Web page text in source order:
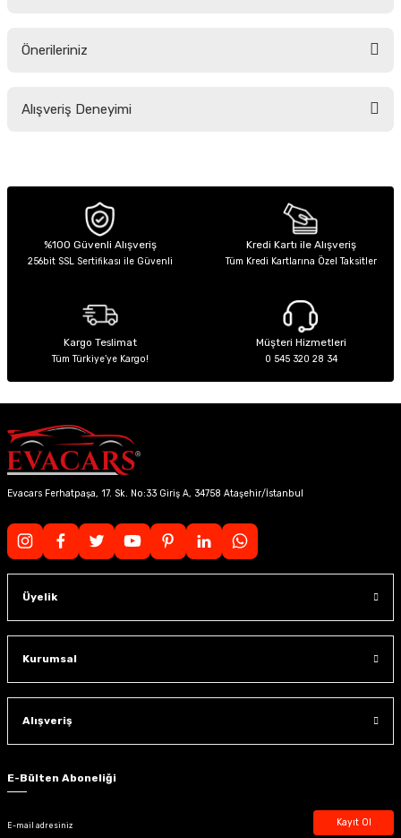
Önerileriniz
yetersiz gördüğünüz noktaları öneri formunu kullanarak tarafımıza
Ürün açıklamasında eksik bilgiler bulunuyor.
Ürün bilgilerinde hatalar bulunuyor.
Ürün fiyatı diğer sitelerden daha pahalı.
Alışveriş Deneyimi
%100 Güvenli Alışveriş
256bit SSL Sertifikası ile Güvenli
Kredi Kartı ile Alışveriş
Tüm Kredi Kartlarına Özel Taksitler
Kargo Teslimat
Tüm Türkiye’ye Kargo!
Müşteri Hizmetleri
0 545 320 28 34
Evacars Ferhatpaşa, 17. Sk. No:33 Giriş A, 34758 Ataşehir/İstanbul
Üyelik
Kurumsal
Alışveriş
E-Bülten Aboneliği
Kayıt Ol